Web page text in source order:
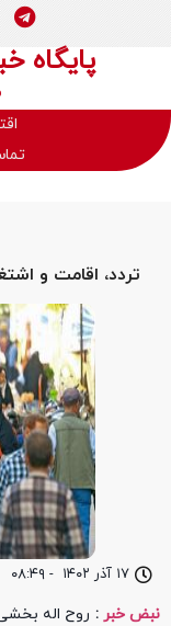
پایگاه
۱۷ آذر ۱۴۰۲ - ۰۸:۴۹
تردد، اقامت و
نبض خبر : روح اله بخشی